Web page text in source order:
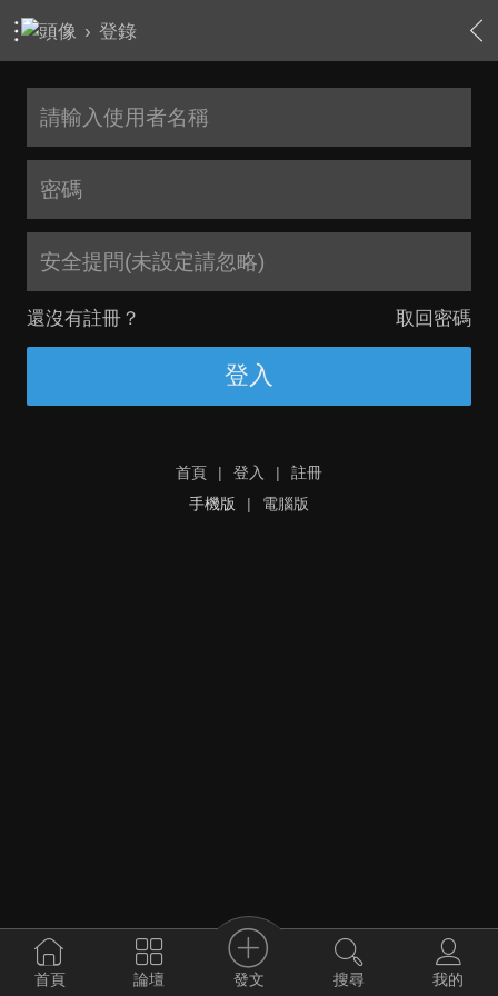
› 登錄
安全提問(未設定請忽略)
還沒有註冊？ 取回密碼
登入
首頁 | 登入 |
註冊
手機版
| 電腦版
首頁 論壇 發文 搜尋 我的